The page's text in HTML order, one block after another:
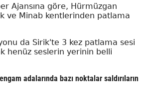
Ajansına göre, Hürmüzgan
ve Minab kentlerinden patlama
da Sirik'te 3 kez patlama sesi
henüz seslerin yerinin belli
adalarında bazı noktalar saldırıların